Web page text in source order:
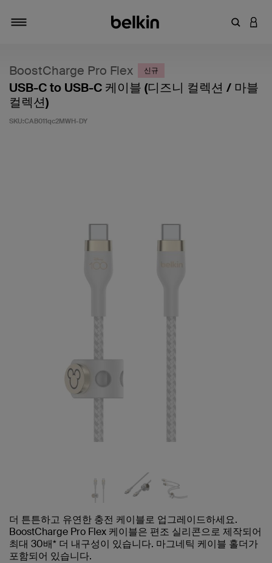
키워드
BoostCharge Pro Flex 신규
USB-C to USB-C 케이블 (디즈니 컬렉션 / 마블
컬렉션)
SKU:CAB011qc2MWH-DY
더 튼튼하고 유연한 충전 케이블로 업그레이드하세요.
BoostCharge Pro Flex 케이블은 편조 실리콘으로 제작되어
최대 30배* 더 내구성이 있습니다. 마그네틱 케이블 홀더가
포함되어 있습니다.